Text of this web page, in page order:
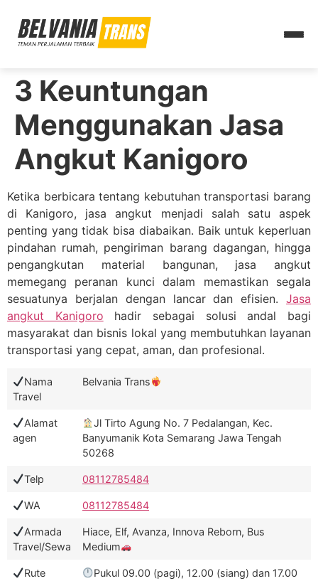
3 Keuntungan
Menggunakan Jasa
Angkut Kanigoro
Ketika berbicara tentang kebutuhan transportasi barang
di Kanigoro, jasa angkut menjadi salah satu aspek
penting yang tidak bisa diabaikan. Baik untuk keperluan
pindahan rumah, pengiriman barang dagangan, hingga
pengangkutan material bangunan, jasa angkut
memegang peranan kunci dalam memastikan segala
sesuatunya berjalan dengan lancar dan efisien. Jasa
angkut Kanigoro hadir sebagai solusi andal bagi
masyarakat dan bisnis lokal yang membutuhkan layanan
transportasi yang cepat, aman, dan profesional.
Nama
Travel
Belvania Trans
Alamat
agen
Jl Tirto Agung No. 7 Pedalangan, Kec.
Banyumanik Kota Semarang Jawa Tengah
50268
Telp 08112785484
WA 08112785484
Armada
Travel/Sewa
Hiace, Elf, Avanza, Innova Reborn, Bus
Medium
Rute
Pukul 09.00 (pagi), 12.00 (siang) dan 17.00